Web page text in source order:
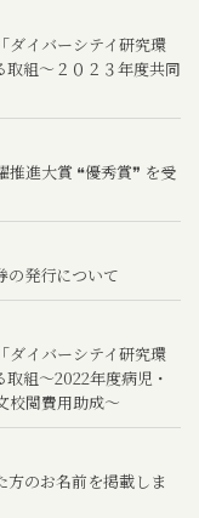
ダイバーシテイ研究環
組～２０２３年度共同
推進大賞 ❝優秀賞❞ を受
の発行について
ダイバーシテイ研究環
組～2022年度病児・
校閲費用助成～
方のお名前を掲載しま